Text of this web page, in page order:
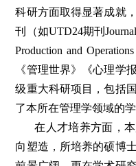
科研方面取得显著成就
刊（如UTD24期刊Journal
Production and
《管理世界》《心理学
级重大科研项目，包括
了本所在管理学领域的
在人才培养方面，
向塑造，所培养的硕博